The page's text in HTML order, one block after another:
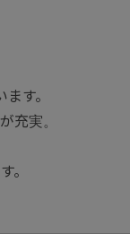
す。
充実。
。